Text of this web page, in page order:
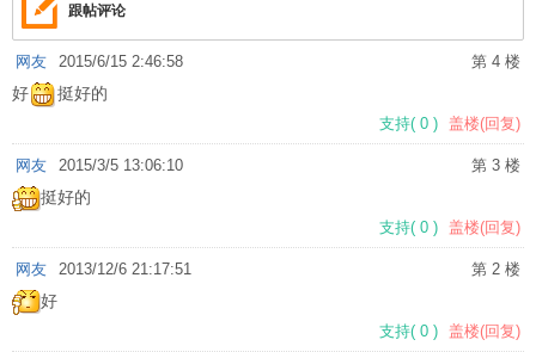
跟帖评论
第 4 楼
网友 2015/6/15 2:46:58
好 挺好的
支持( 0 ) 盖楼(回复)
第 3 楼
网友 2015/3/5 13:06:10
挺好的
支持( 0 ) 盖楼(回复)
第 2 楼
网友 2013/12/6 21:17:51
好
支持( 0 ) 盖楼(回复)